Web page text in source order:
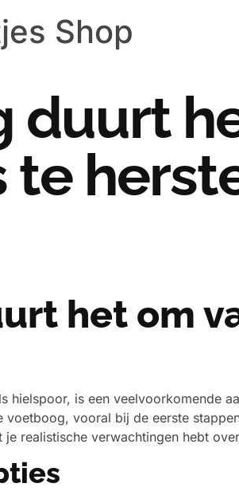
Shop
duurt
te
het om
hielspoor, is een veelvoorkomende
voetboog, vooral bij de eerste
realistische verwachtingen hebt